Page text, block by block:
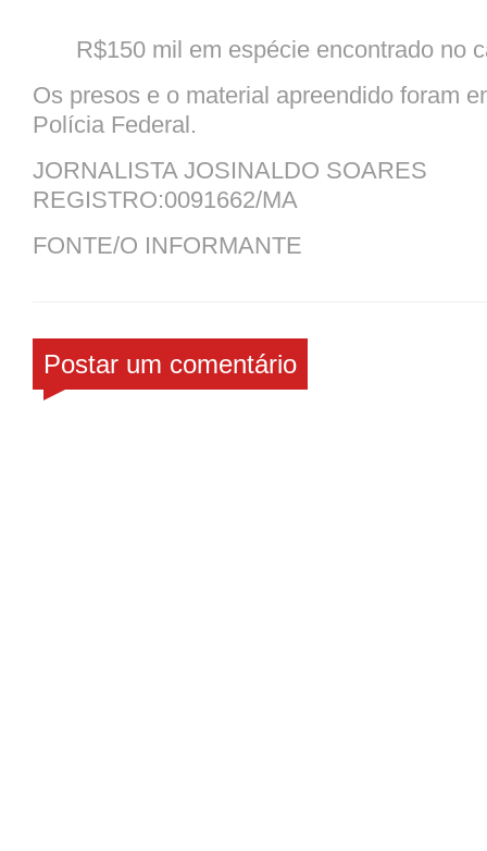
R$150 mil em espécie encontrado no
Os presos e o material apreendido foram
Polícia Federal.
JORNALISTA JOSINALDO SOARES
REGISTRO:0091662/MA
FONTE/O INFORMANTE
Postar um comentário